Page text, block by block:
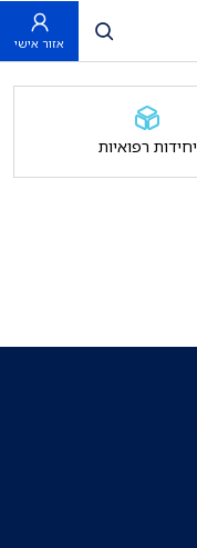
פתח חיפוש
אזור אישי
יחידות רפואיות